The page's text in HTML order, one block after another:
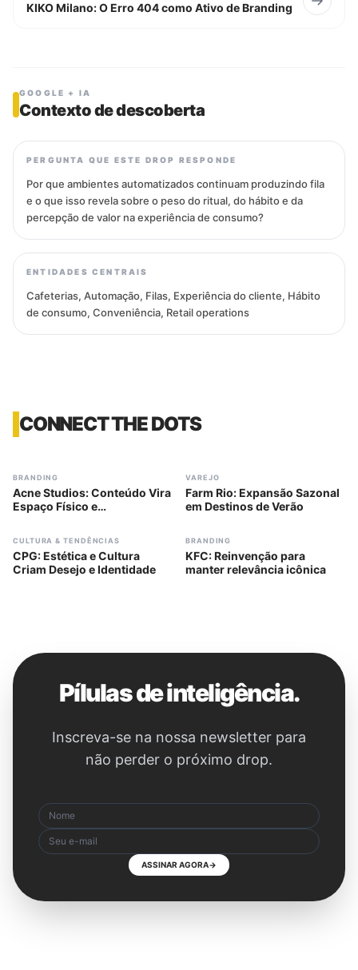
KIKO Milano: O Erro 404 como Ativo de Branding
GOOGLE + IA
Contexto de descoberta
PERGUNTA QUE ESTE DROP RESPONDE
Por que ambientes automatizados continuam produzindo fila
e o que isso revela sobre o peso do ritual, do hábito e da
percepção de valor na experiência de consumo?
ENTIDADES CENTRAIS
Cafeterias, Automação, Filas, Experiência do cliente, Hábito
de consumo, Conveniência, Retail operations
CONNECT THE DOTS
#304
BRANDING
Acne Studios: Conteúdo Vira
Espaço Físico e
#305
VAREJO
Farm Rio: Expansão Sazonal
em Destinos de Verão
#307
CULTURA & TENDÊNCIAS
CPG: Estética e Cultura
Criam Desejo e Identidade
#309
BRANDING
KFC: Reinvenção para
manter relevância icônica
Pílulas de inteligência.
Inscreva-se na nossa newsletter para
não perder o próximo drop.
ASSINAR AGORA